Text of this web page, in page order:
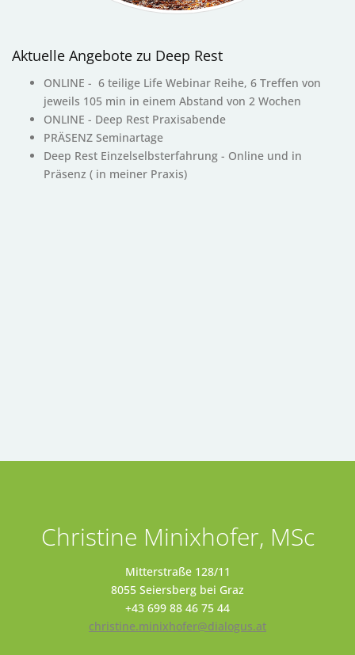
Aktuelle Angebote zu Deep Rest
ONLINE - 6 teilige Life Webinar Reihe, 6 Treffen von
jeweils 105 min in einem Abstand von 2 Wochen
ONLINE - Deep Rest Praxisabende
PRÄSENZ Seminartage
Deep Rest Einzelselbsterfahrung - Online und in
Präsenz ( in meiner Praxis)
Christine Minixhofer, MSc
Mitterstraße 128/11
8055 Seiersberg bei Graz
+43 699 88 46 75 44
christine.minixhofer@dialogus.at